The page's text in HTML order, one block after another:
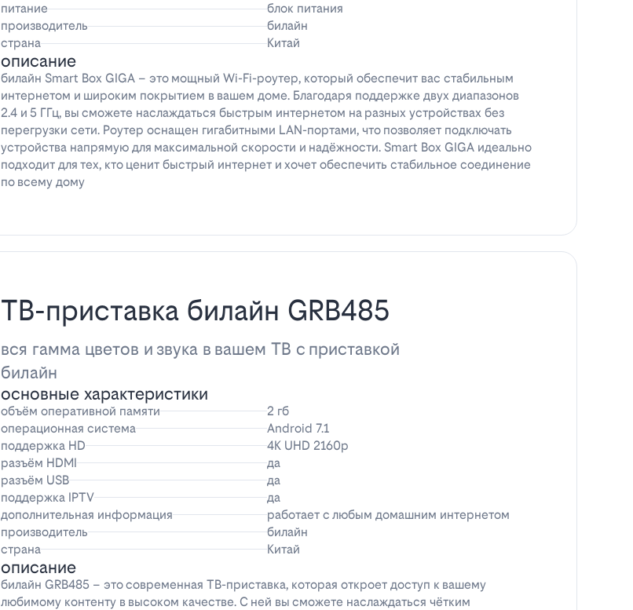
питание
блок питания
производитель
билайн
страна
Китай
описание
билайн Smart Box GIGA – это мощный Wi-Fi-роутер, который обеспечит вас стабильным
интернетом и широким покрытием в вашем доме. Благодаря поддержке двух диапазонов
2.4 и 5 ГГц, вы сможете наслаждаться быстрым интернетом на разных устройствах без
перегрузки сети. Роутер оснащен гигабитными LAN-портами, что позволяет подключать
устройства напрямую для максимальной скорости и надёжности. Smart Box GIGA идеально
подходит для тех, кто ценит быстрый интернет и хочет обеспечить стабильное соединение
по всему дому
ТВ-приставка билайн GRB485
вся гамма цветов и звука в вашем ТВ с приставкой
билайн
основные характеристики
объём оперативной памяти
2 гб
операционная система
Android 7.1
поддержка HD
4K UHD 2160p
разъём HDMI
да
разъём USB
да
поддержка IPTV
да
дополнительная информация
работает с любым домашним интернетом
производитель
билайн
страна
Китай
описание
билайн GRB485 – это современная ТВ-приставка, которая откроет доступ к вашему
любимому контенту в высоком качестве. С ней вы сможете наслаждаться чётким